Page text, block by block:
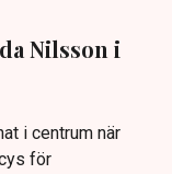
Nilsson i
i centrum när
för